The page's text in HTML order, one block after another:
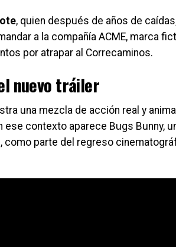
, quien después de años de
a la compañía ACME, marca
por atrapar al Correcaminos.
nuevo tráiler
una mezcla de acción real y
ese contexto aparece Bugs Bunny,
como parte del regreso